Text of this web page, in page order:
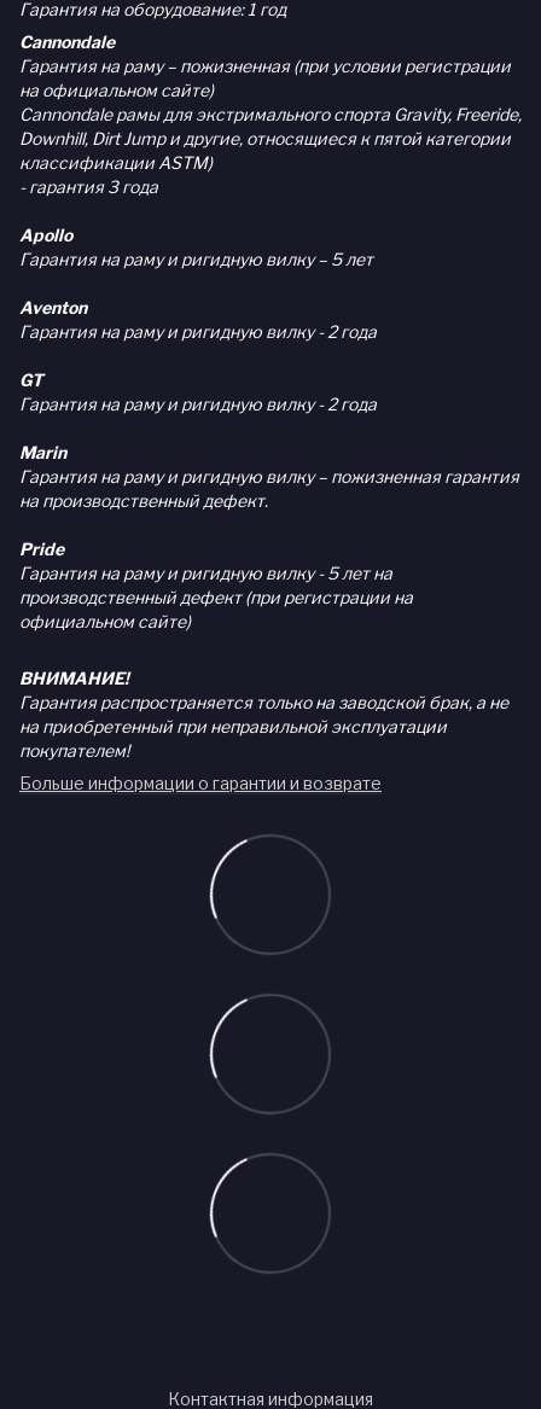
Гарантия на оборудование: 1 год
Cannondale
Гарантия на раму – пожизненная (при условии регистрации
на официальном сайте)
Cannondale рамы для экстримального спорта Gravity, Freeride,
Downhill, Dirt Jump и другие, относящиеся к пятой категории
классификации ASTM)
- гарантия 3 года
Apollo
Гарантия на раму и ригидную вилку – 5 лет
Aventon
Гарантия на раму и ригидную вилку - 2 года
GT
Гарантия на раму и ригидную вилку - 2 года
Marin
Гарантия на раму и ригидную вилку – пожизненная гарантия
на производственный дефект.
Pride
Гарантия на раму и ригидную вилку - 5 лет на
производственный дефект (при регистрации на
официальном сайте)
ВНИМАНИЕ!
Гарантия распространяется только на заводской брак, а не
на приобретенный при неправильной эксплуатации
покупателем!
Больше информации о гарантии и возврате
Контактная информация